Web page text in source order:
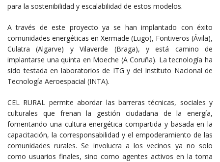
para la sostenibilidad y escalabilidad de estos modelos.
A través de este proyecto ya se han implantado con éxito
comunidades energéticas en Xermade (Lugo), Fontiveros (Ávila),
Culatra (Algarve) y Vilaverde (Braga), y está camino de
implantarse una quinta en Moeche (A Coruña). La tecnología ha
sido testada en laboratorios de ITG y del Instituto Nacional de
Tecnología Aeroespacial (INTA).
CEL RURAL permite abordar las barreras técnicas, sociales y
culturales que frenan la gestión ciudadana de la energía,
fomentando una cultura energética compartida y basada en la
capacitación, la corresponsabilidad y el empoderamiento de las
comunidades rurales. Se involucra a los vecinos ya no solo
como usuarios finales, sino como agentes activos en la toma